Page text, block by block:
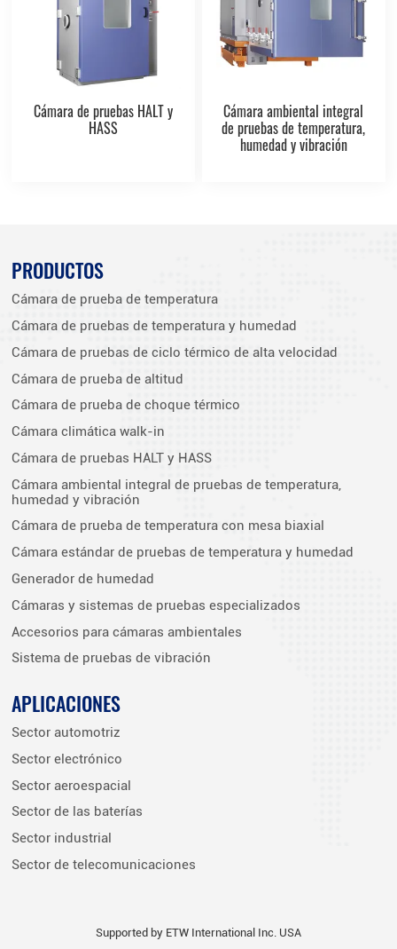
Cámara de pruebas HALT y
HASS
Cámara ambiental integral
de pruebas de temperatura,
humedad y vibración
PRODUCTOS
Cámara de prueba de temperatura
Cámara de pruebas de temperatura y humedad
Cámara de pruebas de ciclo térmico de alta velocidad
Cámara de prueba de altitud
Cámara de prueba de choque térmico
Cámara climática walk-in
Cámara de pruebas HALT y HASS
Cámara ambiental integral de pruebas de temperatura,
humedad y vibración
Cámara de prueba de temperatura con mesa biaxial
Cámara estándar de pruebas de temperatura y humedad
Generador de humedad
Cámaras y sistemas de pruebas especializados
Accesorios para cámaras ambientales
Sistema de pruebas de vibración
APLICACIONES
Sector automotriz
Sector electrónico
Sector aeroespacial
Sector de las baterías
Sector industrial
Sector de telecomunicaciones
Supported by ETW International Inc. USA